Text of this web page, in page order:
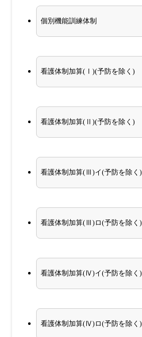
個別機能訓練体制
看護体制加算(Ⅰ)(予防を除く)
看護体制加算(Ⅱ)(予防を除く)
看護体制加算(Ⅲ)イ(予防を除く)
看護体制加算(Ⅲ)ロ(予防を除く)
看護体制加算(Ⅳ)イ(予防を除く)
看護体制加算(Ⅳ)ロ(予防を除く)